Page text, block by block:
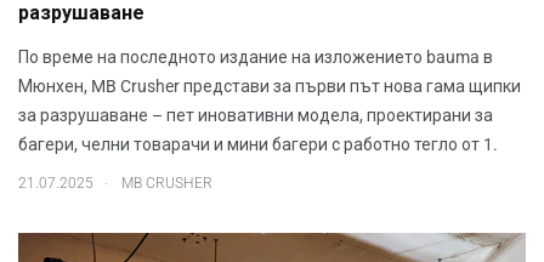
разрушаване
По време на последното издание на изложението bauma в
Мюнхен, MB Crusher представи за първи път нова гама щипки
за разрушаване – пет иновативни модела, проектирани за
багери, челни товарачи и мини багери с работно тегло от 1.
21.07.2025 . MB CRUSHER